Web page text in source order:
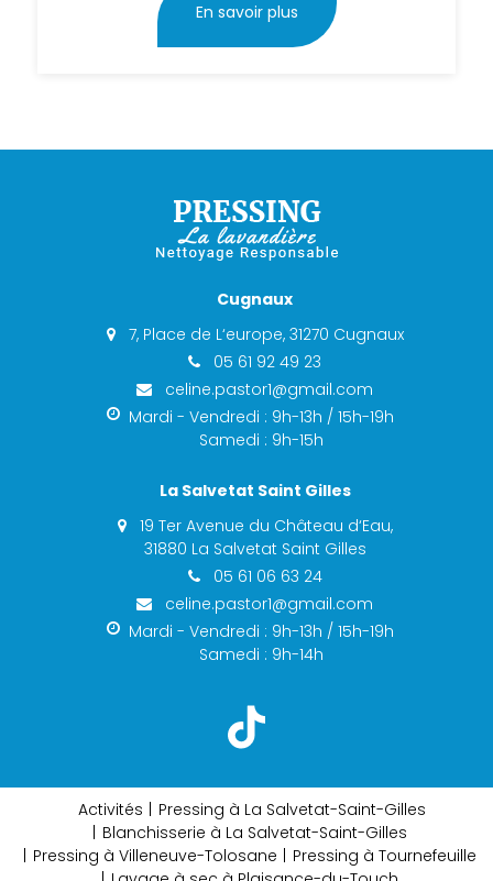
En savoir plus
Cugnaux
7, Place de L‘europe, 31270 Cugnaux
05 61 92 49 23
celine.pastor1@gmail.com
Mardi - Vendredi : 9h-13h / 15h-19h
Samedi : 9h-15h
La Salvetat Saint Gilles
19 Ter Avenue du Château d‘Eau,
31880 La Salvetat Saint Gilles
05 61 06 63 24
celine.pastor1@gmail.com
Mardi - Vendredi : 9h-13h / 15h-19h
Samedi : 9h-14h
Activités
Pressing à La Salvetat-Saint-Gilles
Blanchisserie à La Salvetat-Saint-Gilles
Pressing à Villeneuve-Tolosane
Pressing à Tournefeuille